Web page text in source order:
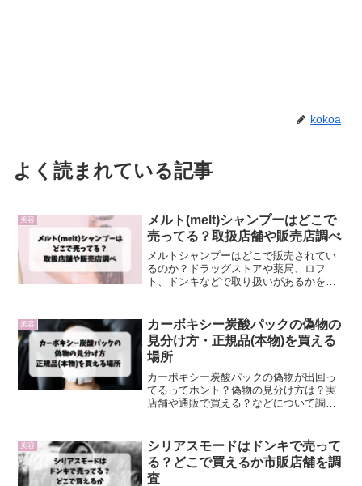
kokoa
よく読まれている記事
美容
メルト(melt)シャンプーはどこで
売ってる？取扱店舗や販売店調べ
メルトシャンプーはどこで販売されてい
るのか？ドラッグストアや薬局、ロフ
ト、ドンキなどで取り扱いがあるかをチ
美容
カーボキシー炭酸パックの偽物の
見分け方・正規品(本物)を買える
場所
カーボキシー炭酸パックの偽物が出回っ
てるってホント？偽物の見分け方は？実
店舗や通販で買える？などについて調査
美容
シリアスモードはドンキで売って
る？どこで買えるか市販店舗を調
査